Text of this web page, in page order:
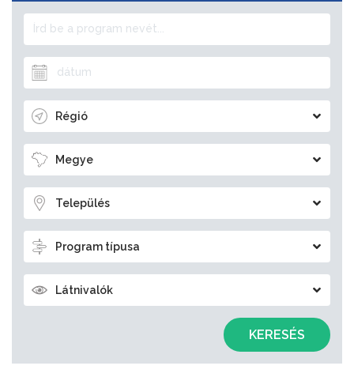
Régió
Megye
Település
Program típusa
Látnivalók
KERESÉS